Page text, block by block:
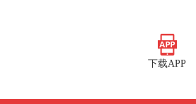
下载APP